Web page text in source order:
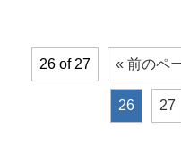
26 of 27 « 前のペ
26 27